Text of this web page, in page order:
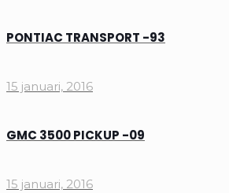
PONTIAC TRANSPORT -93
15 januari, 2016
GMC 3500 PICKUP -09
15 januari, 2016